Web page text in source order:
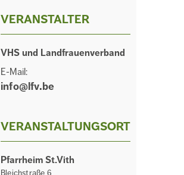
VERANSTALTER
VHS und Landfrauenverband
E-Mail:
info@lfv.be
VERANSTALTUNGSORT
Pfarrheim St.Vith
Bleichstraße 6